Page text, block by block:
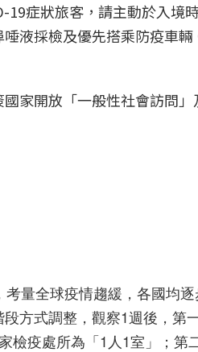
19症狀旅客，請主動於入境
液採檢及優先搭乘防疫車
家開放「一般性社會訪問
量全球疫情趨緩，各國均
方式調整，觀察1週後，第
檢疫處所為「1人1室」；第